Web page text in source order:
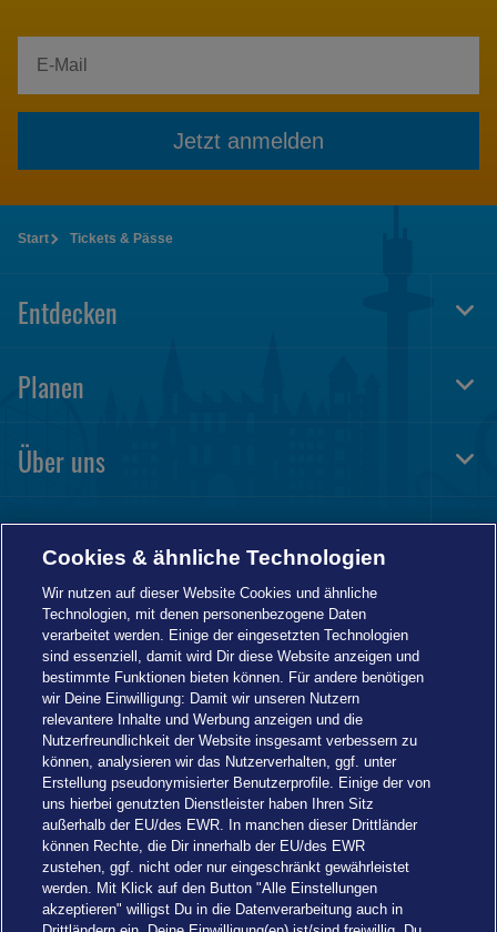
Jetzt anmelden
Start Tickets & Pässe
Entdecken
Planen
Über uns
Informationen
Cookies & ähnliche Technologien
Wir nutzen auf dieser Website Cookies und ähnliche
Technologien, mit denen personenbezogene Daten
verarbeitet werden. Einige der eingesetzten Technologien
sind essenziell, damit wird Dir diese Website anzeigen und
bestimmte Funktionen bieten können. Für andere benötigen
wir Deine Einwilligung: Damit wir unseren Nutzern
relevantere Inhalte und Werbung anzeigen und die
Nutzerfreundlichkeit der Website insgesamt verbessern zu
können, analysieren wir das Nutzerverhalten, ggf. unter
Erstellung pseudonymisierter Benutzerprofile. Einige der von
uns hierbei genutzten Dienstleister haben Ihren Sitz
außerhalb der EU/des EWR. In manchen dieser Drittländer
können Rechte, die Dir innerhalb der EU/des EWR
zustehen, ggf. nicht oder nur eingeschränkt gewährleistet
werden. Mit Klick auf den Button "Alle Einstellungen
akzeptieren" willigst Du in die Datenverarbeitung auch in